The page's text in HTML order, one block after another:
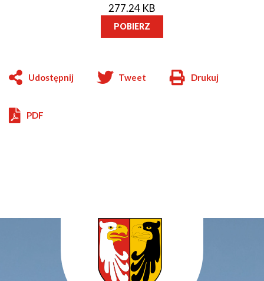
277.24 KB
POBIERZ
Udostępnij Tweet
Will
Drukuj
PDF